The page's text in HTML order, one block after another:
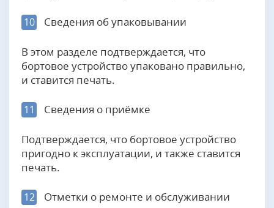
10 Сведения об упаковывании
В этом разделе подтверждается, что
бортовое устройство упаковано правильно,
и ставится печать.
11 Сведения о приёмке
Подтверждается, что бортовое устройство
пригодно к эксплуатации, и также ставится
печать.
12 Отметки о ремонте и обслуживании